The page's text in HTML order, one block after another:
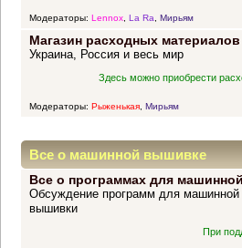
Модераторы: Lennox, La Ra, Мирьям
Магазин расходных материалов
Украина, Россия и весь мир
Здесь можно приобрести
Модераторы: Рыженькая, Мирьям
Все о машинной вышивке
Все о программах для
Обсуждение программ для машинной
вышивки
При